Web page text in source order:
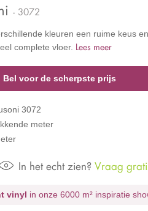
- 3072
kleuren een ruime keus
complete vloer. Lees meer
Bel voor de scherpste prijs
3072
meter
In het echt zien? Vraag
vinyl in onze 6000 m² inspiratie